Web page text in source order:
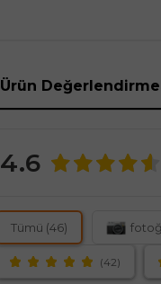
Ürün
4.6
Tümü (46)
(42)